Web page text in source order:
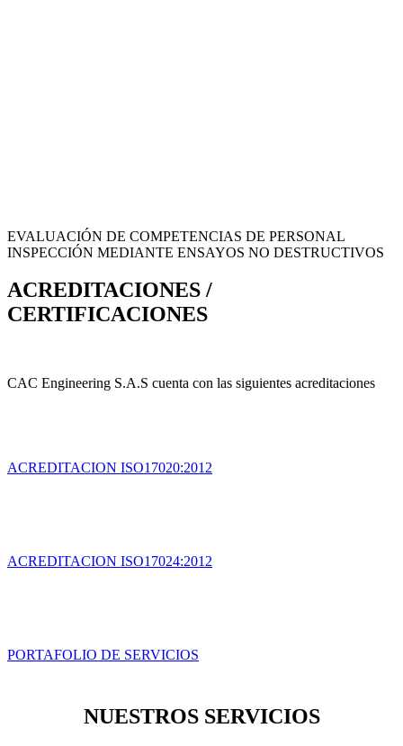
EVALUACIÓN DE COMPETENCIAS DE PERSONAL
INSPECCIÓN MEDIANTE ENSAYOS NO DESTRUCTIVOS
ACREDITACIONES /
CERTIFICACIONES
CAC Engineering S.A.S cuenta con las siguientes acreditaciones
ACREDITACION ISO17020:2012
ACREDITACION ISO17024:2012
PORTAFOLIO DE SERVICIOS
NUESTROS SERVICIOS